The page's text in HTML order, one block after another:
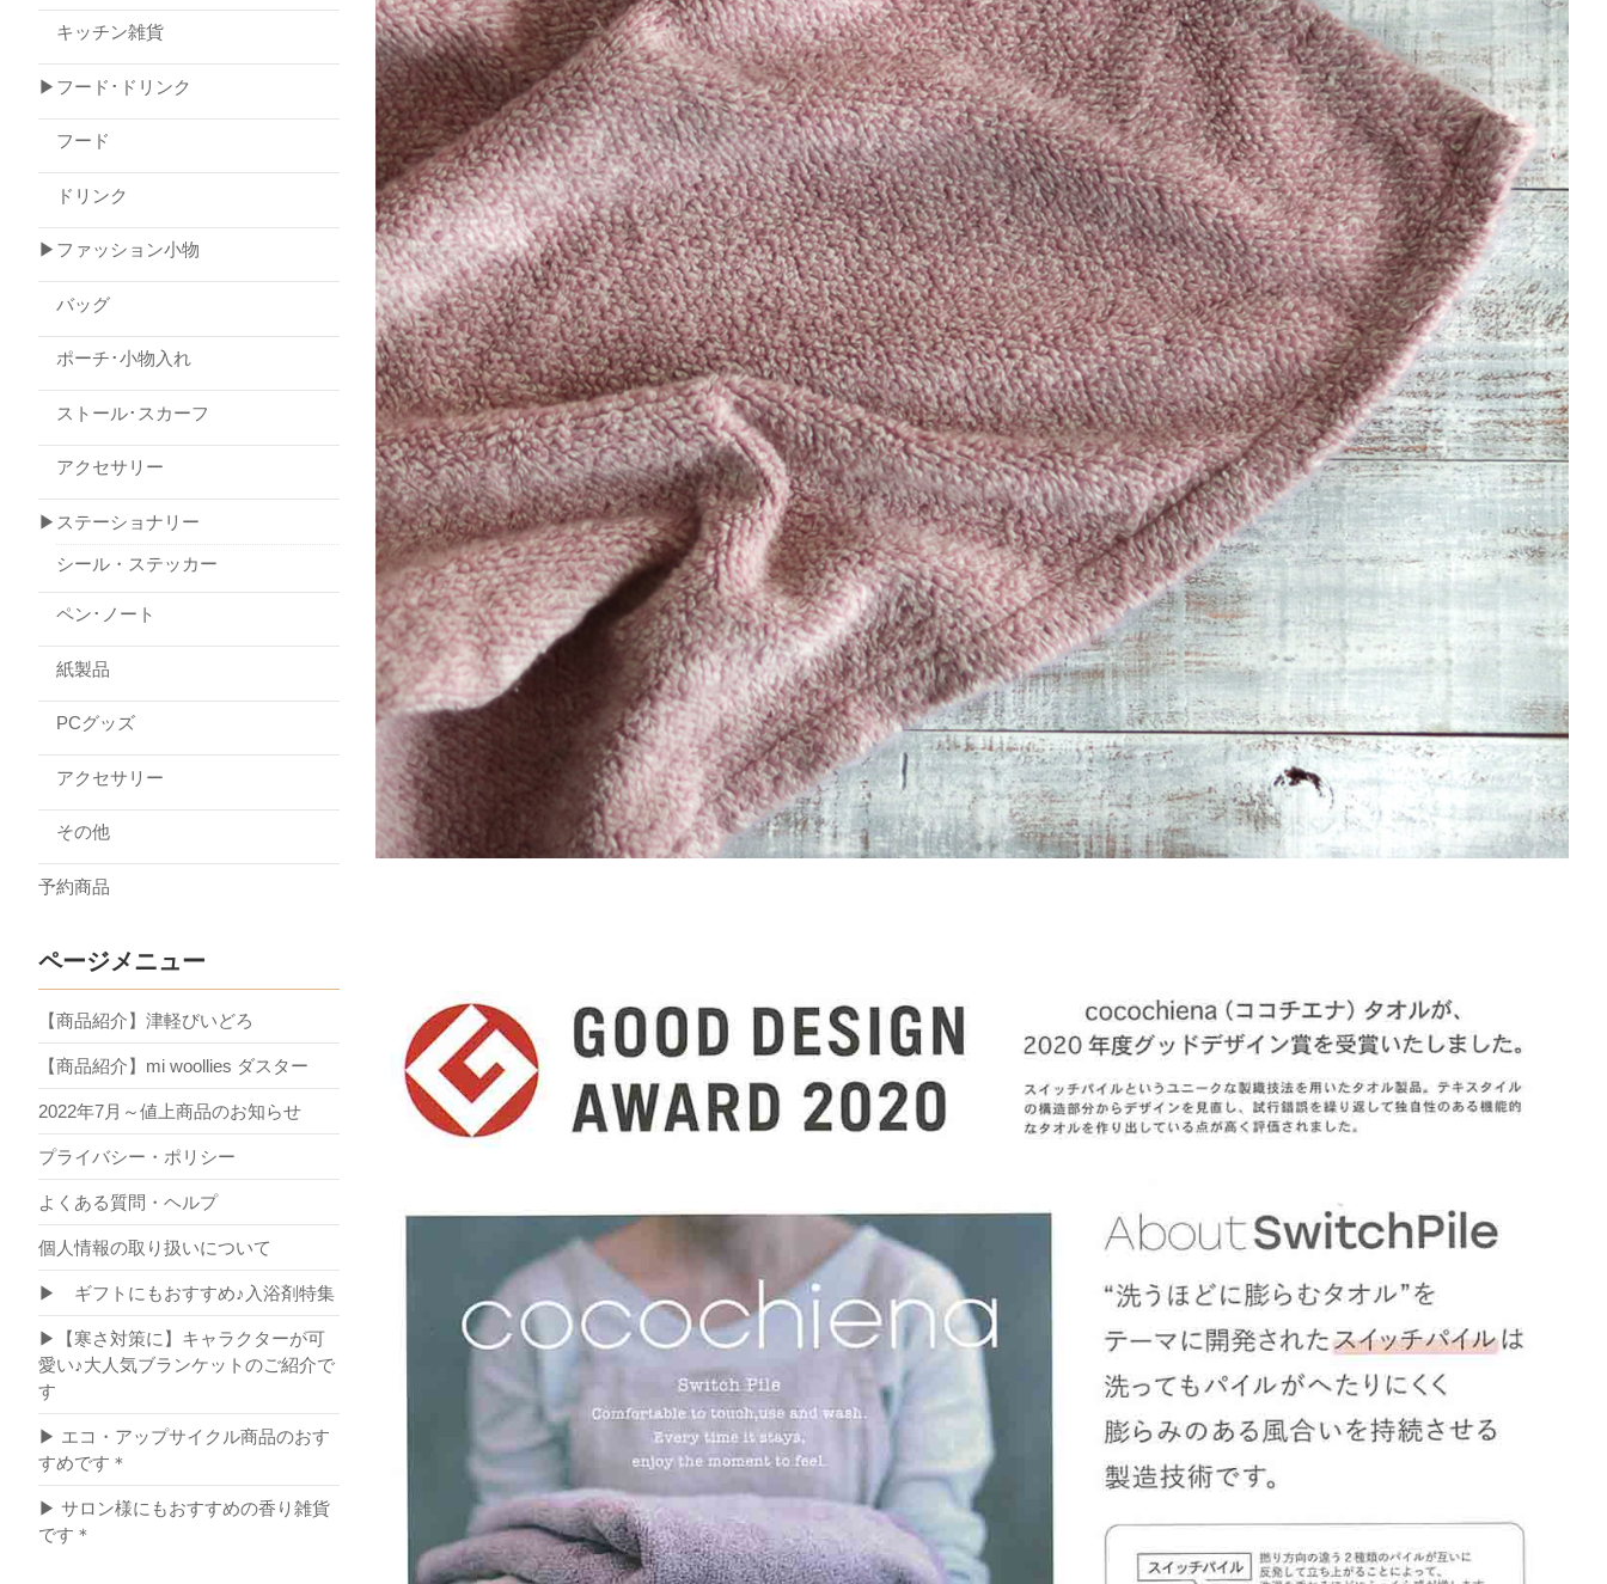
キッチン雑貨
▶フード･ドリンク
フード
ドリンク
▶ファッション小物
バッグ
ポーチ･小物入れ
ストール･スカーフ
アクセサリー
▶ステーショナリー
シール・ステッカー
ペン･ノート
紙製品
PCグッズ
アクセサリー
その他
予約商品
ページメニュー
【商品紹介】津軽びいどろ
【商品紹介】mi woollies ダスター
2022年7月～値上商品のお知らせ
プライバシー・ポリシー
よくある質問・ヘルプ
個人情報の取り扱いについて
▶ ギフトにもおすすめ♪入浴剤特集
▶【寒さ対策に】キャラクターが可
愛い♪大人気ブランケットのご紹介で
す
▶ エコ・アップサイクル商品のおす
すめです＊
▶ サロン様にもおすすめの香り雑貨
です＊